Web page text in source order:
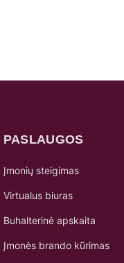
PASLAUGOS
Įmonių steigimas
Virtualus biuras
Buhalterinė apskaita
Įmonės brando kūrimas